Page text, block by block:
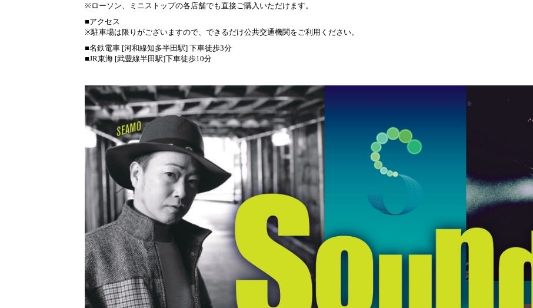
※ローソン、ミニストップの各店舗でも直接ご購入いただけます。
■アクセス
※駐車場は限りがございますので、できるだけ公共交通機関をご利用ください。
■名鉄電車 [河和線知多半田駅] 下車徒歩3分
■JR東海 [武豊線半田駅]下車徒歩10分